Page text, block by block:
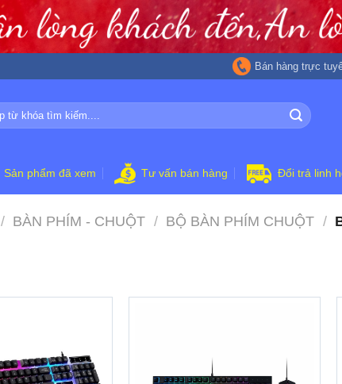
Bán hàng trực
Sản phẩm đã xem Tư vấn bán hàng Đổi trả linh
/ BÀN PHÍM - CHUỘT / BỘ BÀN PHÍM CHUỘT /